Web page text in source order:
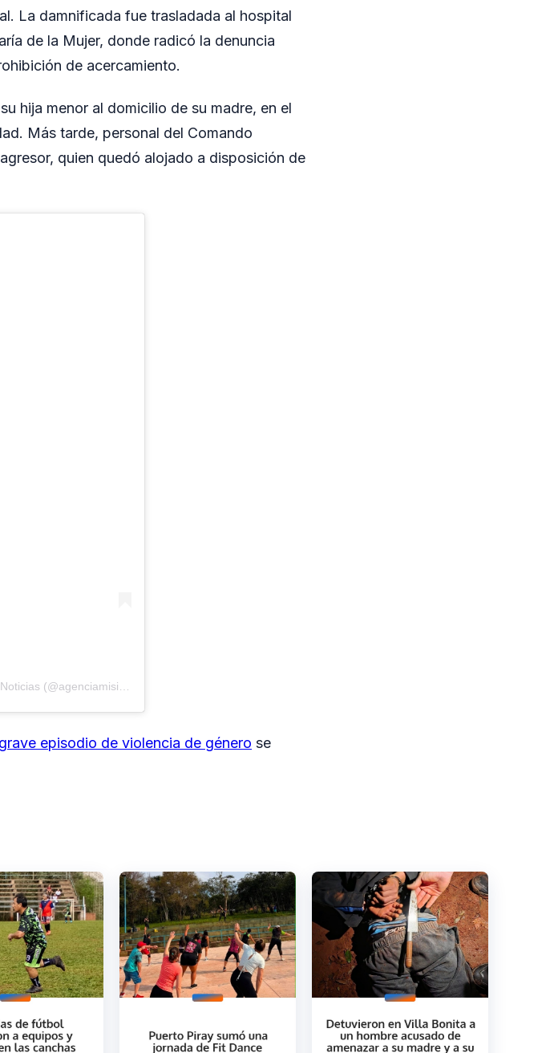
La damnificada fue trasladada al hospital
de la Mujer, donde radicó la denuncia
de acercamiento.
hija menor al domicilio de su madre, en el
Más tarde, personal del Comando
quien quedó alojado a disposición de
episodio de violencia de género se